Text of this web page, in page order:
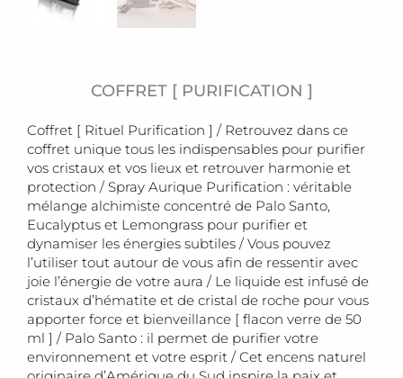
COFFRET [ PURIFICATION ]
Coffret [ Rituel Purification ] / Retrouvez dans ce
coffret unique tous les indispensables pour purifier
vos cristaux et vos lieux et retrouver harmonie et
protection / Spray Aurique Purification : véritable
mélange alchimiste concentré de Palo Santo,
Eucalyptus et Lemongrass pour purifier et
dynamiser les énergies subtiles / Vous pouvez
l’utiliser tout autour de vous afin de ressentir avec
joie l’énergie de votre aura / Le liquide est infusé de
cristaux d’hématite et de cristal de roche pour vous
apporter force et bienveillance [ flacon verre de 50
ml ] / Palo Santo : il permet de purifier votre
environnement et votre esprit / Cet encens naturel